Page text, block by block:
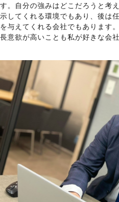
す。自分の強みはどこだろうと考
示してくれる環境でもあり、後は
を与えてくれる会社でもあります
長意欲が高いことも私が好きな会